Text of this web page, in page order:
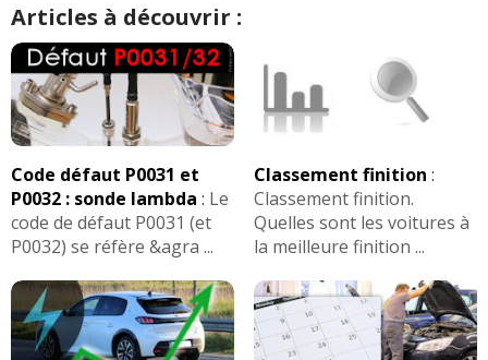
Articles à découvrir :
Code défaut P0031 et
P0032 : sonde lambda : Le
code de défaut P0031 (et
P0032) se réfère &agra ...
Classement finition :
Classement finition.
Quelles sont les voitures à
la meilleure finition ...